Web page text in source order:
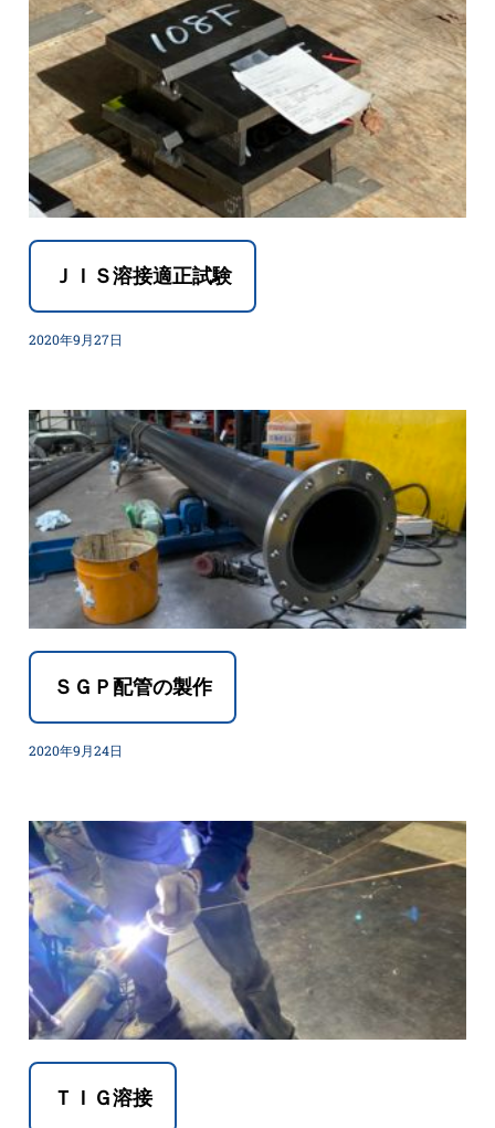
ＪＩＳ溶接適正試験
2020年9月27日
ＳＧＰ配管の製作
2020年9月24日
ＴＩＧ溶接